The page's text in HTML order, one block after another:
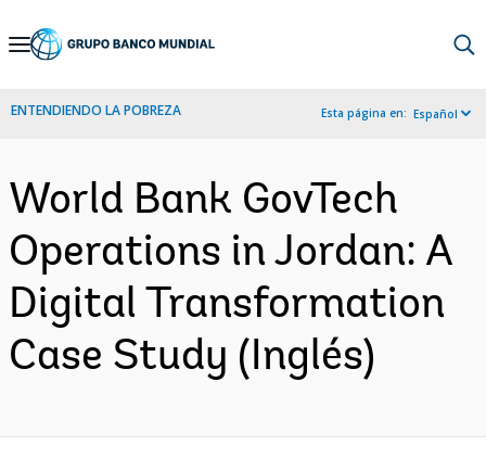
Skip
Navigation
ENTENDIENDO LA POBREZA Esta página en: Español
World Bank GovTech
Operations in Jordan: A
Digital Transformation
Case Study (Inglés)